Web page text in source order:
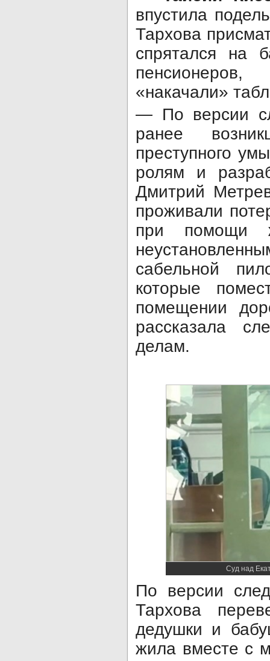
впустила
Тархова
спрятался на
«накачали»
— По версии
ранее
преступного
ролям и
Дмитрий
проживали
при помощи
сабельной
которые
помещении
рассказала
делам.
Суд над
По версии
Тархова
дедушки и
жила вместе с